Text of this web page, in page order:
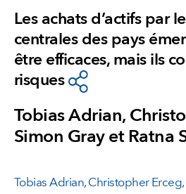
Les achats d’actifs par
centrales des pays
être efficaces, mais ils
risques
Tobias Adrian,
Simon Gray et Ratna
Tobias Adrian,Christopher Erceg,